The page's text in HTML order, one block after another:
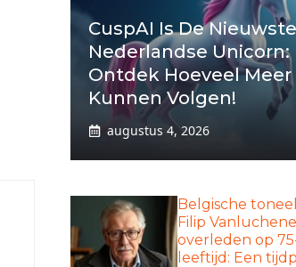
CuspAI Is De Nieuwste
Nederlandse Unicorn:
Ontdek Hoeveel Meer
Kunnen Volgen!
augustus 4, 2026
Belgische
Filip Vanluchene
overleden op
leeftijd: Een